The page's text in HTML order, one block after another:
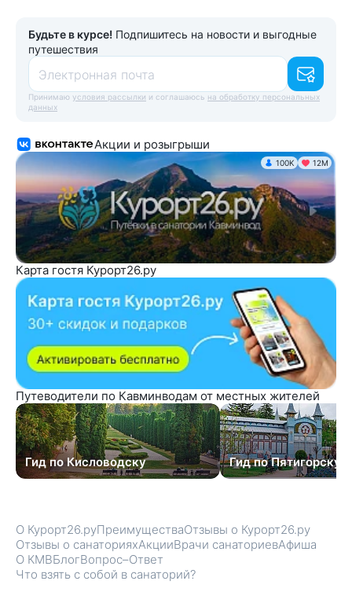
Будьте в курсе! Подпишитесь на новости и выгодные
путешествия
Электронная почта
Принимаю условия рассылки и соглашаюсь на обработку персональных
данных
Акции и розыгрыши
100K 12М
Карта гостя Курорт26.ру
Путеводители по Кавминводам от местных жителей
Гид по Кисловодску Гид по Пятигорску
О Курорт26.руПреимуществаОтзывы о Курорт26.ру
Отзывы о санаторияхАкцииВрачи санаториевАфиша
О КМВБлогВопрос–Ответ
Что взять с собой в санаторий?